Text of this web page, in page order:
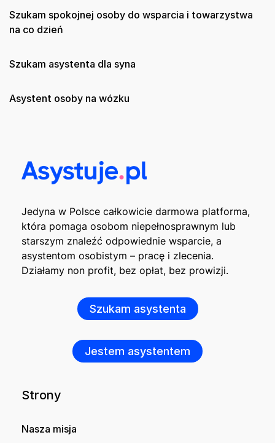
Szukam spokojnej osoby do wsparcia i towarzystwa
na co dzień
Szukam asystenta dla syna
Asystent osoby na wózku
Jedyna w Polsce całkowicie darmowa platforma,
która pomaga osobom niepełnosprawnym lub
starszym znaleźć odpowiednie wsparcie, a
asystentom osobistym – pracę i zlecenia.
Działamy non profit, bez opłat, bez prowizji.
Szukam asystenta
Jestem asystentem
Strony
Nasza misja